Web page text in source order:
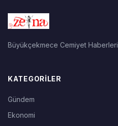
Büyükçekmece Cemiyet Haberleri
KATEGORILER
Gündem
Ekonomi